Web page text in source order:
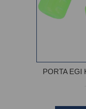
PORTA EGI